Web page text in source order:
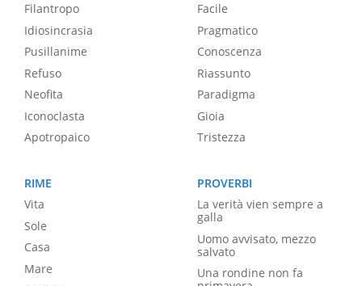
Filantropo
Idiosincrasia
Pusillanime
Refuso
Neofita
Iconoclasta
Apotropaico
Facile
Pragmatico
Conoscenza
Riassunto
Paradigma
Gioia
Tristezza
RIME
Vita
Sole
Casa
Mare
PROVERBI
La verità vien sempre a
galla
Uomo avvisato, mezzo
salvato
Una rondine non fa